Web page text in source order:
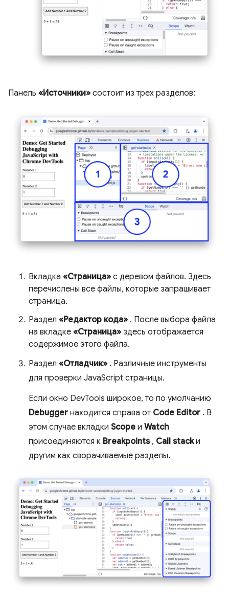
Панель «Источники» состоит из трех разделов:
Вкладка «Страница» с деревом файлов. Здесь
перечислены все файлы, которые запрашивает
страница.
Раздел «Редактор кода» . После выбора файла
на вкладке «Страница» здесь отображается
содержимое этого файла.
Раздел «Отладчик» . Различные инструменты
для проверки JavaScript страницы.
Если окно DevTools широкое, то по умолчанию
Debugger находится справа от Code Editor . В
этом случае вкладки Scope и Watch
присоединяются к Breakpoints, Call stackи
другим как сворачиваемые разделы.